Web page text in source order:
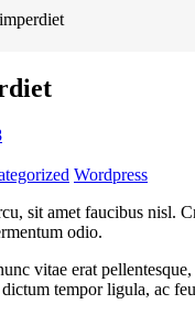
Wordpress
sit amet faucibus nisl.
odio.
vitae erat
tempor ligula, ac